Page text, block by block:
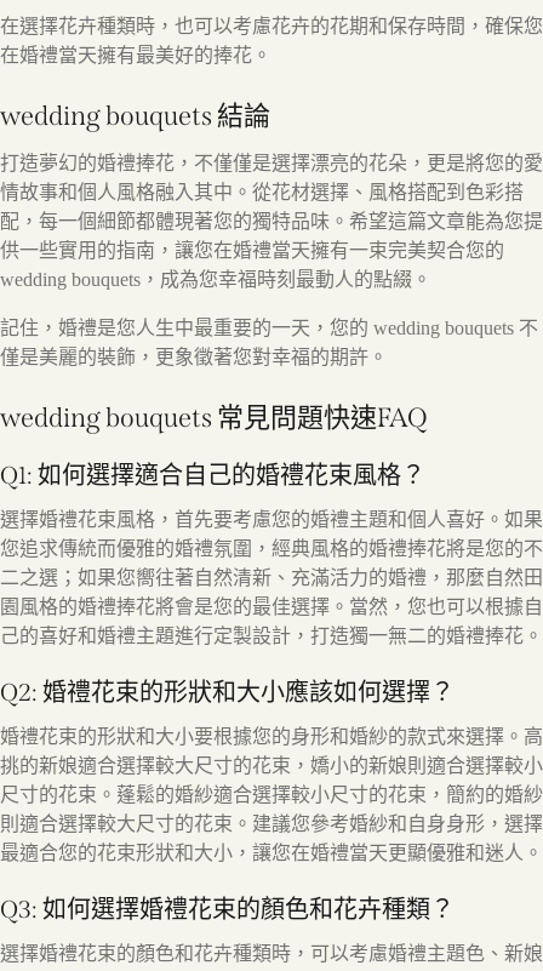
在選擇花卉種類時，也可以考慮花卉的花期和保存時間，確保您
在婚禮當天擁有最美好的捧花。
wedding bouquets 結論
打造夢幻的婚禮捧花，不僅僅是選擇漂亮的花朵，更是將您的愛
情故事和個人風格融入其中。從花材選擇、風格搭配到色彩搭
配，每一個細節都體現著您的獨特品味。希望這篇文章能為您提
供一些實用的指南，讓您在婚禮當天擁有一束完美契合您的
wedding bouquets，成為您幸福時刻最動人的點綴。
記住，婚禮是您人生中最重要的一天，您的 wedding bouquets 不
僅是美麗的裝飾，更象徵著您對幸福的期許。
wedding bouquets 常見問題快速FAQ
Q1: 如何選擇適合自己的婚禮花束風格？
選擇婚禮花束風格，首先要考慮您的婚禮主題和個人喜好。如果
您追求傳統而優雅的婚禮氛圍，經典風格的婚禮捧花將是您的不
二之選；如果您嚮往著自然清新、充滿活力的婚禮，那麼自然田
園風格的婚禮捧花將會是您的最佳選擇。當然，您也可以根據自
己的喜好和婚禮主題進行定製設計，打造獨一無二的婚禮捧花。
Q2: 婚禮花束的形狀和大小應該如何選擇？
婚禮花束的形狀和大小要根據您的身形和婚紗的款式來選擇。高
挑的新娘適合選擇較大尺寸的花束，嬌小的新娘則適合選擇較小
尺寸的花束。蓬鬆的婚紗適合選擇較小尺寸的花束，簡約的婚紗
則適合選擇較大尺寸的花束。建議您參考婚紗和自身身形，選擇
最適合您的花束形狀和大小，讓您在婚禮當天更顯優雅和迷人。
Q3: 如何選擇婚禮花束的顏色和花卉種類？
選擇婚禮花束的顏色和花卉種類時，可以考慮婚禮主題色、新娘